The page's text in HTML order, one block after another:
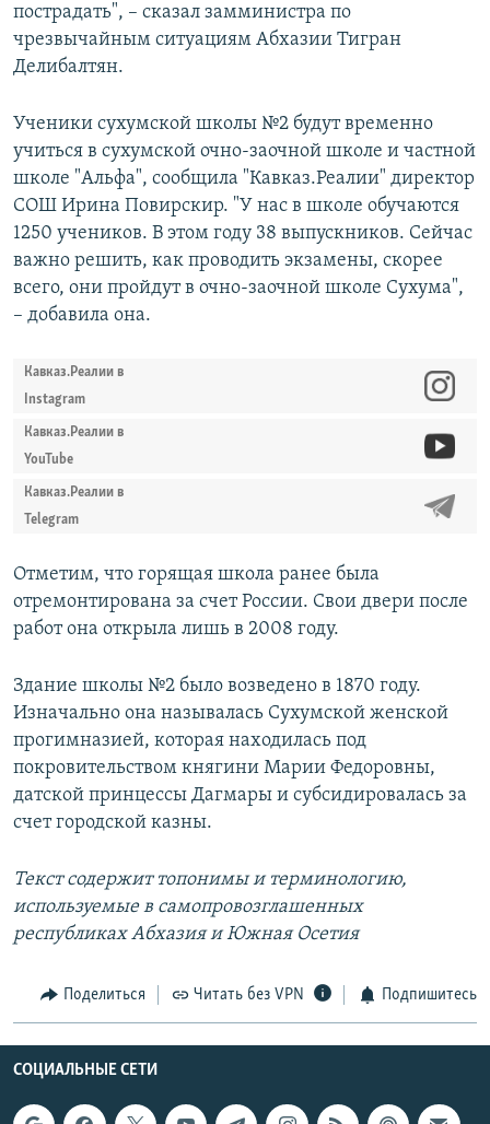
пострадать", – сказал замминистра по
чрезвычайным ситуациям Абхазии Тигран
Делибалтян.
Ученики сухумской школы №2 будут временно
учиться в сухумской очно-заочной школе и частной
школе "Альфа", сообщила "Кавказ.Реалии" директор
СОШ Ирина Повирскир. "У нас в школе обучаются
1250 учеников. В этом году 38 выпускников. Сейчас
важно решить, как проводить экзамены, скорее
всего, они пройдут в очно-заочной школе Сухума",
– добавила она.
Кавказ.Реалии в
Instagram
Кавказ.Реалии в
YouTube
Кавказ.Реалии в
Telegram
Отметим, что горящая школа ранее была
отремонтирована за счет России. Свои двери после
работ она открыла лишь в 2008 году.
Здание школы №2 было возведено в 1870 году.
Изначально она называлась Сухумской женской
прогимназией, которая находилась под
покровительством княгини Марии Федоровны,
датской принцессы Дагмары и субсидировалась за
счет городской казны.
Текст содержит топонимы и терминологию,
используемые в самопровозглашенных
республиках Абхазия и Южная Осетия
Поделиться Читать без VPN Подпишитесь
СОЦИАЛЬНЫЕ СЕТИ